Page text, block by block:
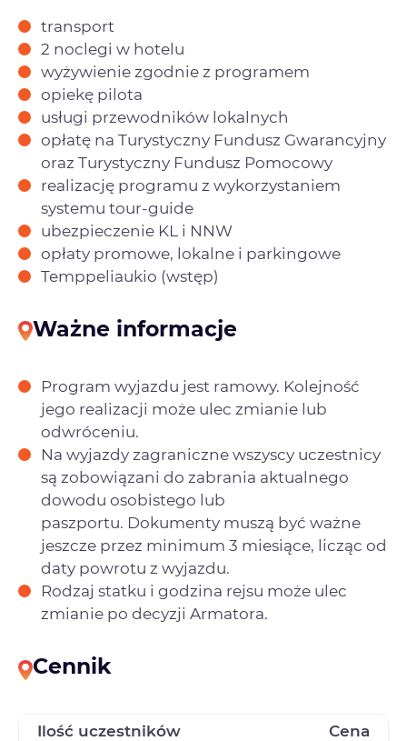
transport
2 noclegi w hotelu
wyżywienie zgodnie z programem
opiekę pilota
usługi przewodników lokalnych
opłatę na Turystyczny Fundusz Gwarancyjny
oraz Turystyczny Fundusz Pomocowy
realizację programu z wykorzystaniem
systemu tour-guide
ubezpieczenie KL i NNW
opłaty promowe, lokalne i parkingowe
Temppeliaukio (wstęp)
Ważne informacje
Program wyjazdu jest ramowy. Kolejność
jego realizacji może ulec zmianie lub
odwróceniu.
Na wyjazdy zagraniczne wszyscy uczestnicy
są zobowiązani do zabrania aktualnego
dowodu osobistego lub
paszportu. Dokumenty muszą być ważne
jeszcze przez minimum 3 miesiące, licząc od
daty powrotu z wyjazdu.
Rodzaj statku i godzina rejsu może ulec
zmianie po decyzji Armatora.
Cennik
Ilość uczestników Cena